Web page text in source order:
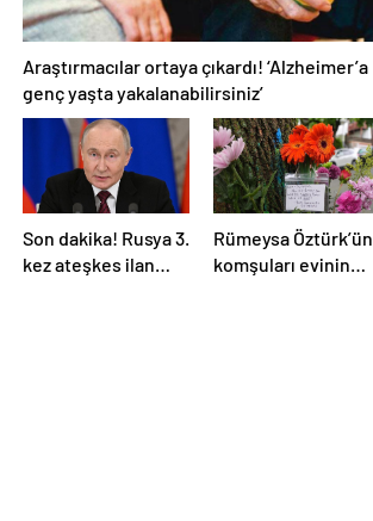
Araştırmacılar ortaya çıkardı! ‘Alzheimer’a
genç yaşta yakalanabilirsiniz’
Son dakika! Rusya 3.
kez ateşkes ilan
Rümeysa Öztürk’ün
komşuları evinin